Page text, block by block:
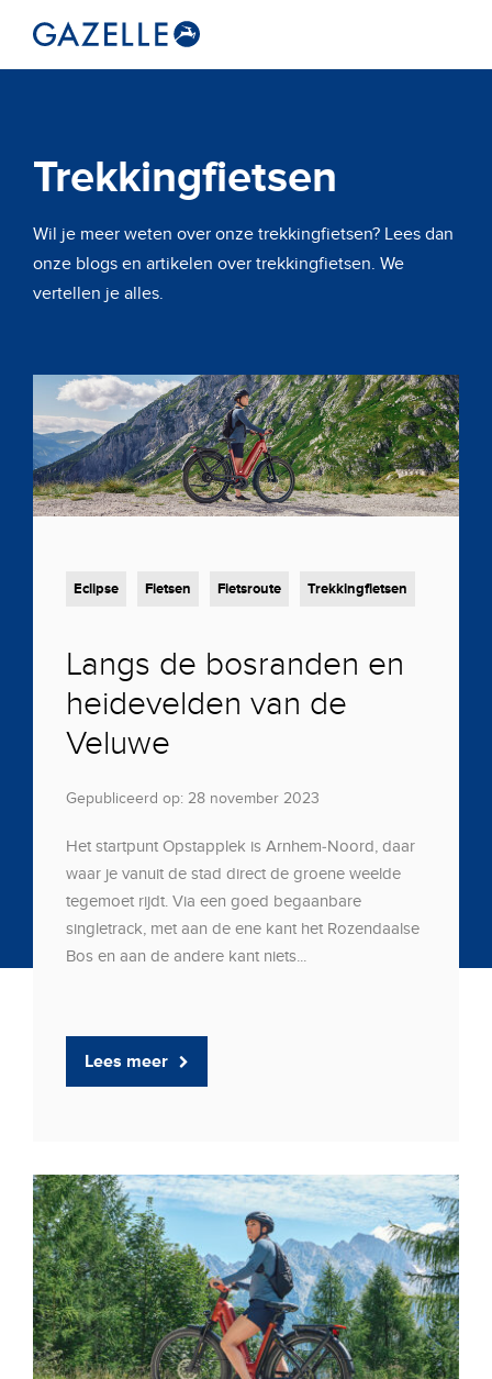
Trekkingfietsen
Wil je meer weten over onze trekkingfietsen? Lees dan
onze blogs en artikelen over trekkingfietsen. We
vertellen je alles.
Eclipse Fietsen Fietsroute Trekkingfietsen
Langs de bosranden en
heidevelden van de
Veluwe
Gepubliceerd op: 28 november 2023
Het startpunt Opstapplek is Arnhem-Noord, daar
waar je vanuit de stad direct de groene weelde
tegemoet rijdt. Via een goed begaanbare
singletrack, met aan de ene kant het Rozendaalse
Bos en aan de andere kant niets...
Lees meer